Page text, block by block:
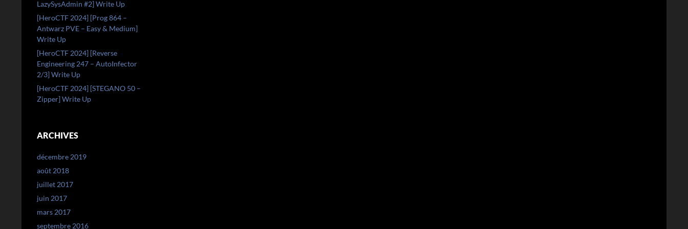
LazySysAdmin #2] Write Up
[HeroCTF 2024] [Prog 864 –
Antwarz PVE – Easy & Medium]
Write Up
[HeroCTF 2024] [Reverse
Engineering 247 – AutoInfector
2/3] Write Up
[HeroCTF 2024] [STEGANO 50 –
Zipper] Write Up
ARCHIVES
décembre 2019
août 2018
juillet 2017
juin 2017
mars 2017
septembre 2016